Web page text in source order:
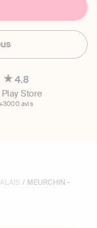
4.8
Play Store
avis
/ MEURCHIN -